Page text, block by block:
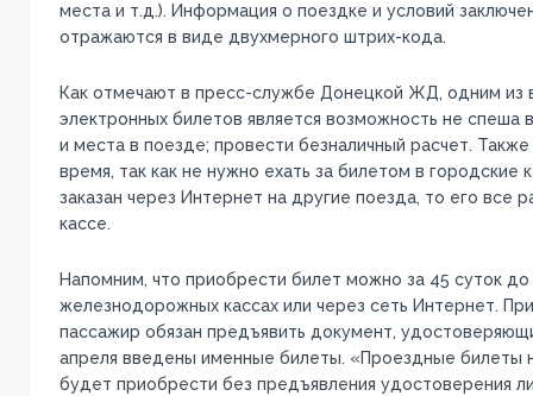
места и т.д.). Информация о поездке и условий
отражаются в виде двухмерного штрих-кода.
Как отмечают в пресс-службе Донецкой ЖД, одним из
электронных билетов является возможность не
и места в поезде; провести безналичный расчет. Также
время, так как не нужно ехать за билетом в городские
заказан через Интернет на другие поезда, то его все
кассе.
Напомним, что приобрести билет можно за 45 суток
железнодорожных кассах или через сеть Интернет.
пассажир обязан предъявить документ,
апреля введены именные билеты. «Проездные билеты
будет приобрести без предъявления удостоверения